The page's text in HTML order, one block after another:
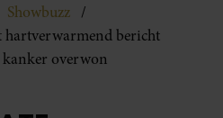
Showbuzz
hartverwarmend bericht
overwon